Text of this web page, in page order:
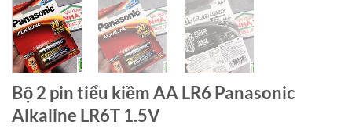
Bộ 2 pin tiểu kiềm AA LR6 Panasonic
Alkaline LR6T 1.5V